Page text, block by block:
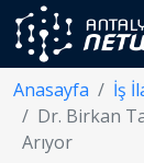
Anasayfa İş
Dr. Birkan
Arıyor